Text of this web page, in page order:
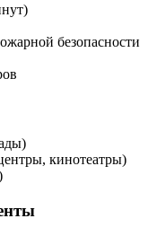
безопасности
кинотеатры)